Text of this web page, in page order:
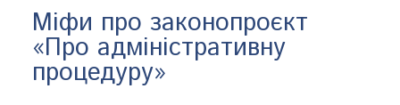
Міфи про законопроєкт
«Про адміністративну
процедуру»